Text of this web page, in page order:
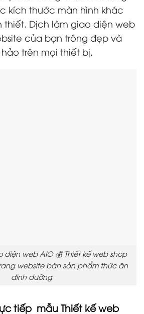
kích thước màn hình khác
thiết. Dịch làm giao diện web
của bạn trông đẹp và
trên mọi thiết bị.
diện web AIO 💰 Thiết kế web shop
website bán sản phẩm thức ăn
dinh dưỡng
tiếp mẫu Thiết kế web